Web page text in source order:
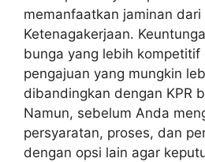
memanfaatkan jaminan dari
Ketenagakerjaan.
bunga yang lebih kompetitif
pengajuan yang mungkin
dibandingkan dengan KPR
Namun, sebelum Anda
persyaratan, proses, dan
dengan opsi lain agar